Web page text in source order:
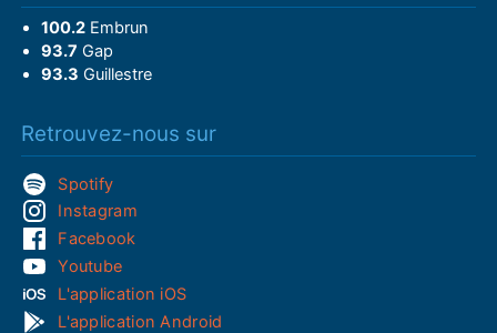
100.2Embrun
93.7 Gap
93.3 Guillestre
Retrouvez-nous sur
Spotify
Instagram
Facebook
Youtube
L'application iOS
L'application Android